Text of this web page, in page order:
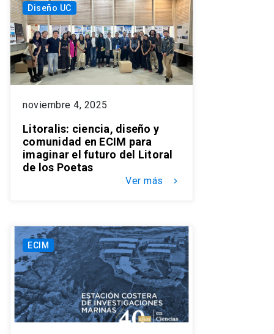
Diseño UC
noviembre 4, 2025
Litoralis: ciencia, diseño y
comunidad en ECIM para
imaginar el futuro del Litoral
de los Poetas
Ver más keyboard_arrow_right
ECIM